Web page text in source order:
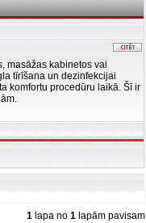
masāžas kabinetos vai
tīrīšana un dezinfekcijai
komfortu procedūru laikā. Šī ir
1 lapa no 1 lapām pavisam